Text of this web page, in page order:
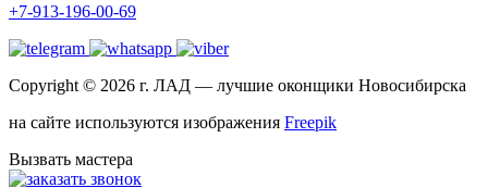
+7-913-196-00-69
Copyright © 2026 г. ЛАД — лучшие оконщики Новосибирска
на сайте используются изображения Freepik
Вызвать мастера